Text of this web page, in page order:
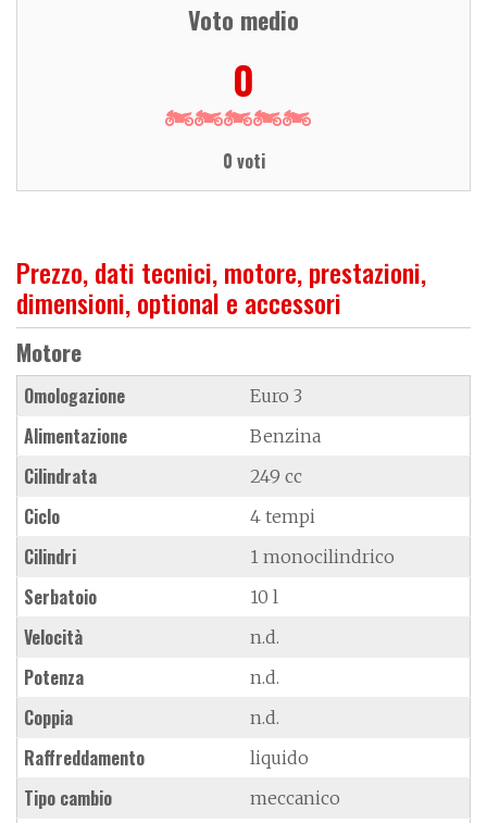
Voto medio
0
0 voti
Prezzo, dati tecnici, motore, prestazioni,
dimensioni, optional e accessori
Motore
Omologazione Euro 3
Alimentazione Benzina
Cilindrata 249 cc
Ciclo 4 tempi
Cilindri 1 monocilindrico
Serbatoio 10 l
Velocità n.d.
Potenza n.d.
Coppia n.d.
Raffreddamento liquido
Tipo cambio meccanico